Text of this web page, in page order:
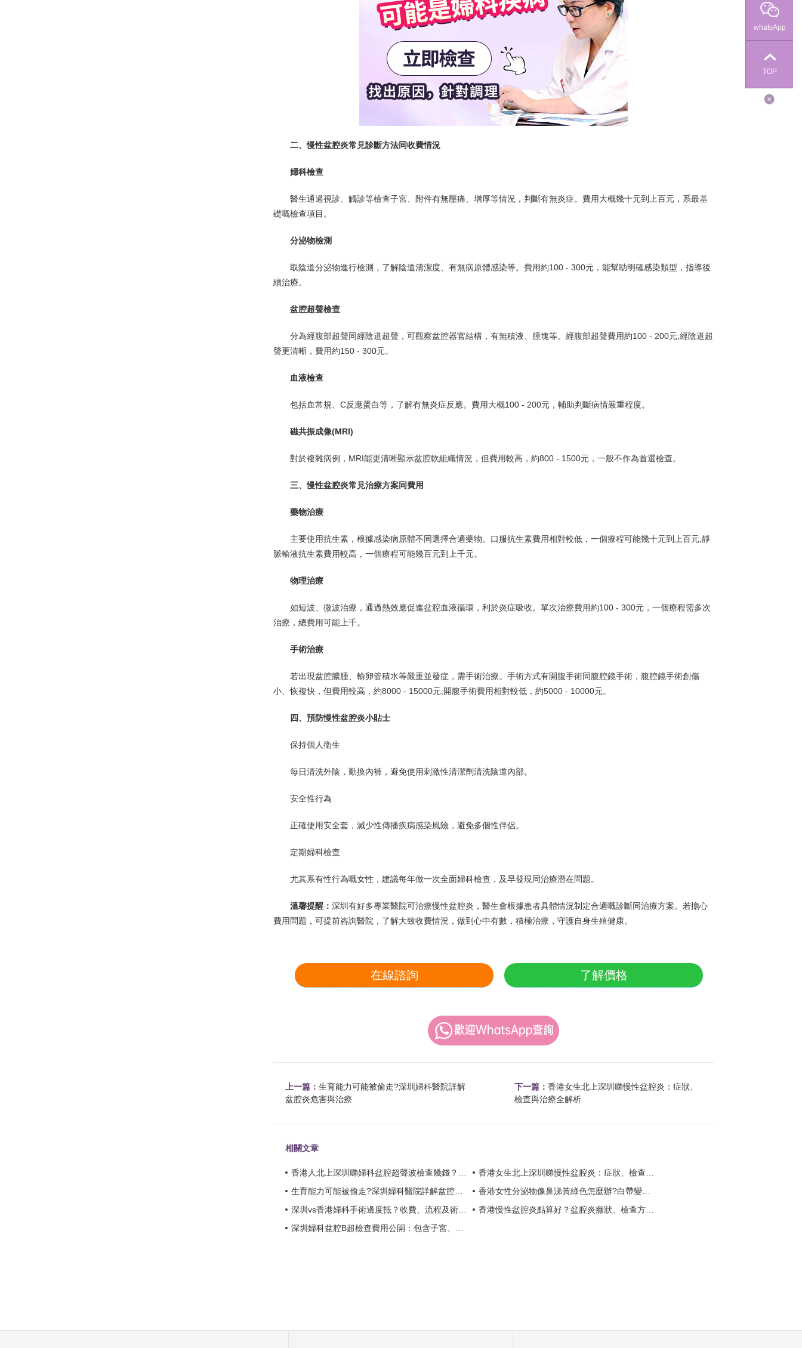
二、慢性盆腔炎常見診斷方法同收費情況
婦科檢查
醫生通過視診、觸診等檢查子宮、附件有無壓痛、增厚等情況，判斷有無炎症。費用大概幾十元到上百元，系最基
礎嘅檢查項目。
分泌物檢測
取陰道分泌物進行檢測，了解陰道清潔度、有無病原體感染等。費用約100 - 300元，能幫助明確感染類型，指導後
續治療。
盆腔超聲檢查
分為經腹部超聲同經陰道超聲，可觀察盆腔器官結構，有無積液、腫塊等。經腹部超聲費用約100 - 200元;經陰道超
聲更清晰，費用約150 - 300元。
血液檢查
包括血常規、C反應蛋白等，了解有無炎症反應。費用大概100 - 200元，輔助判斷病情嚴重程度。
磁共振成像(MRI)
對於複雜病例，MRI能更清晰顯示盆腔軟組織情況，但費用較高，約800 - 1500元，一般不作為首選檢查。
三、慢性盆腔炎常見治療方案同費用
藥物治療
主要使用抗生素，根據感染病原體不同選擇合適藥物。口服抗生素費用相對較低，一個療程可能幾十元到上百元;靜
脈輸液抗生素費用較高，一個療程可能幾百元到上千元。
物理治療
如短波、微波治療，通過熱效應促進盆腔血液循環，利於炎症吸收。單次治療費用約100 - 300元，一個療程需多次
治療，總費用可能上千。
手術治療
若出現盆腔膿腫、輸卵管積水等嚴重並發症，需手術治療。手術方式有開腹手術同腹腔鏡手術，腹腔鏡手術創傷
小、恢複快，但費用較高，約8000 - 15000元;開腹手術費用相對較低，約5000 - 10000元。
四、預防慢性盆腔炎小貼士
保持個人衛生
每日清洗外陰，勤換內褲，避免使用刺激性清潔劑清洗陰道內部。
安全性行為
正確使用安全套，減少性傳播疾病感染風險，避免多個性伴侶。
定期婦科檢查
尤其系有性行為嘅女性，建議每年做一次全面婦科檢查，及早發現同治療潛在問題。
溫馨提醒： 深圳有好多專業醫院可治療慢性盆腔炎，醫生會根據患者具體情況制定合適嘅診斷同治療方案。若擔心
費用問題，可提前咨詢醫院，了解大致收費情況，做到心中有數，積極治療，守護自身生殖健康。
在線諮詢 了解價格
上一篇： 生育能力可能被偷走?深圳婦科醫院詳解
盆腔炎危害與治療
下一篇： 香港女生北上深圳睇慢性盆腔炎：症狀、
檢查與治療全解析
相關文章
香港人北上深圳睇婦科盆腔超聲波檢查幾錢？2026年最新收費及醫院推薦？
香港女生北上深圳睇慢性盆腔炎：症狀、檢查與治療全解析？
生育能力可能被偷走?深圳婦科醫院詳解盆腔炎危害與治療？
香港女性分泌物像鼻涕黃綠色怎麼辦?白帶變多原因、檢查及治療方法全解析？
深圳vs香港婦科手術邊度抵？收費、流程及術後服務全面比較？
香港慢性盆腔炎點算好？盆腔炎癥狀、檢查方法及治療費用全面解析？
深圳婦科盆腔B超檢查費用公開：包含子宮、卵巢檢查項目全解讀？
whatsApp
TOP